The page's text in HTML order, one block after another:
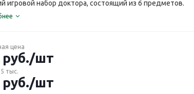
игровой набор доктора, состоящий из 6 предметов.
цена
руб./шт
тыс.
руб./шт